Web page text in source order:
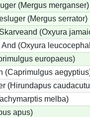
(Mergus merganser)
(Mergus serrator)
(Oxyura
(Oxyura
europaeus)
(Caprimulgus
(Hirundapus
melba)
apus)